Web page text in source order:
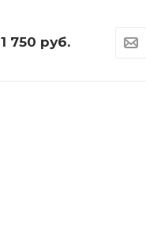
1 750 руб.